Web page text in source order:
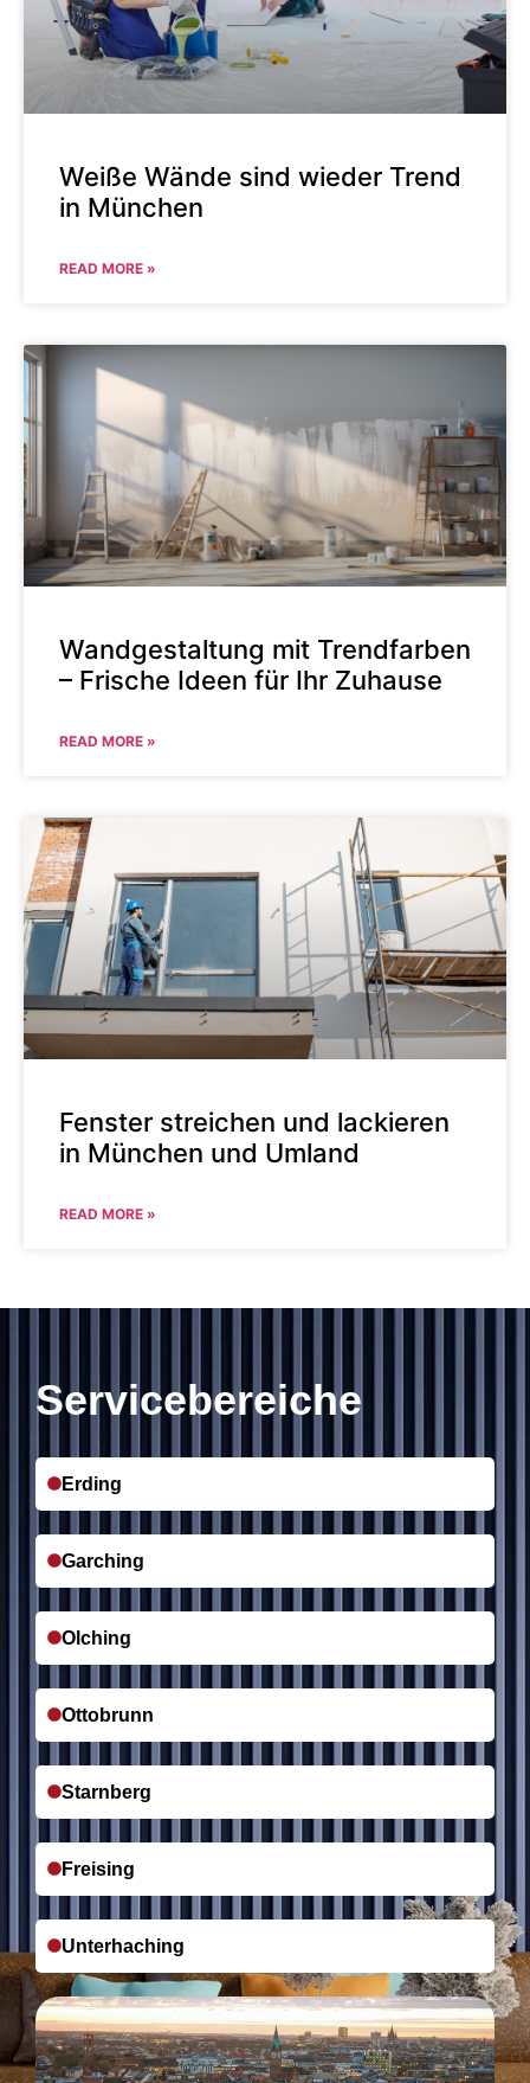
Weiße Wände sind wieder Trend
in München
READ MORE »
Wandgestaltung mit Trendfarben
– Frische Ideen für Ihr Zuhause
READ MORE »
Fenster streichen und lackieren
in München und Umland
READ MORE »
Servicebereiche
Erding
Garching
Olching
Ottobrunn
Starnberg
Freising
Unterhaching